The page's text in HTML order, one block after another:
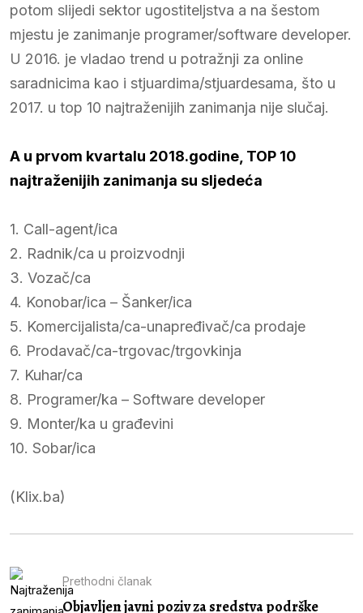
potom slijedi sektor ugostiteljstva a na šestom
mjestu je zanimanje programer/software developer.
U 2016. je vladao trend u potražnji za online
saradnicima kao i stjuardima/stjuardesama, što u
2017. u top 10 najtraženijih zanimanja nije slučaj.
A u prvom kvartalu 2018.godine, TOP 10
najtraženijih zanimanja su sljedeća
1. Call-agent/ica
2. Radnik/ca u proizvodnji
3. Vozač/ca
4. Konobar/ica – Šanker/ica
5. Komercijalista/ca-unapređivač/ca prodaje
6. Prodavač/ca-trgovac/trgovkinja
7. Kuhar/ca
8. Programer/ka – Software developer
9. Monter/ka u građevini
10. Sobar/ica
(Klix.ba)
Prethodni članak
Objavljen javni poziv za sredstva podrške